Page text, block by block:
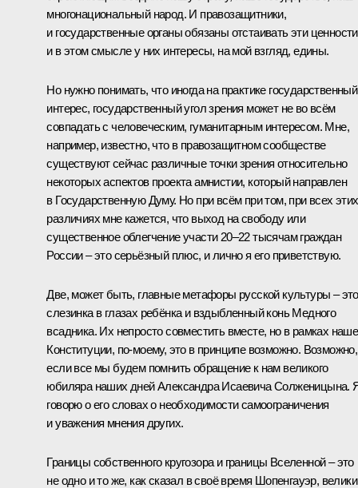
многонациональный народ. И правозащитники,
и государственные органы обязаны отстаивать эти
и в этом смысле у них интересы, на мой взгляд, едины.
Но нужно понимать, что иногда на практике государственный
интерес, государственный угол зрения может не во всём
совпадать с человеческим, гуманитарным интересом. Мне,
например, известно, что в правозащитном сообществе
существуют сейчас различные точки зрения относительно
некоторых аспектов проекта амнистии, который направлен
в Государственную Думу. Но при всём при том, при всех этих
различиях мне кажется, что выход на свободу или
существенное облегчение участи 20–22 тысячам граждан
России – это серьёзный плюс, и лично я его приветствую.
Две, может быть, главные метафоры русской культуры – это
слезинка в глазах ребёнка и вздыбленный конь Медного
всадника. Их непросто совместить вместе, но в рамках
Конституции, по‑моему, это в принципе возможно. Возможно,
если все мы будем помнить обращение к нам великого
юбиляра наших дней Александра Исаевича Солженицына.
говорю о его словах о необходимости самоограничения
и уважения мнения других.
Границы собственного кругозора и границы Вселенной – это
не одно и то же, как сказал в своё время Шопенгауэр,